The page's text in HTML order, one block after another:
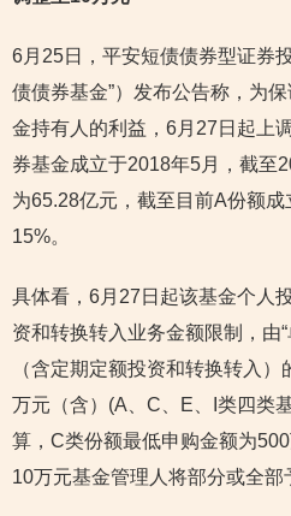
6月25日，平安短债债券型证券
债债券基金”）发布公告称，为
金持有人的利益，6月27日起上
券基金成立于2018年5月，截至
为65.28亿元，截至目前A份额
15%。
具体看，6月27日起该基金个人
资和转换转入业务金额限制，由
（含定期定额投资和转换转入
万元（含）(A、C、E、I类四类
算，C类份额最低申购金额为
10万元基金管理人将部分或全部